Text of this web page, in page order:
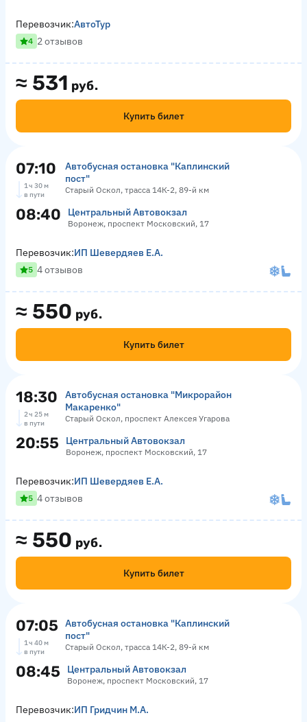
≈ 531 руб.
Купить билет
Перевозчик:АвтоТур
4 2 отзывов
07:10
Автобусная остановка "Каплинский
пост"
Старый Оскол, трасса 14К-2, 89-й км
1 ч 30 м
в пути
08:40 Центральный Автовокзал
Воронеж, проспект Московский, 17
≈ 550 руб.
Купить билет
Перевозчик:ИП Шевердяев Е.А.
5 4 отзывов
18:30
Автобусная остановка "Микрорайон
Макаренко"
Старый Оскол, проспект Алексея Угарова
2 ч 25 м
в пути
20:55 Центральный Автовокзал
Воронеж, проспект Московский, 17
≈ 550 руб.
Купить билет
Перевозчик:ИП Шевердяев Е.А.
5 4 отзывов
07:05
Автобусная остановка "Каплинский
пост"
Старый Оскол, трасса 14К-2, 89-й км
1 ч 40 м
в пути
08:45 Центральный Автовокзал
Воронеж, проспект Московский, 17
Перевозчик:ИП Гридчин М.А.